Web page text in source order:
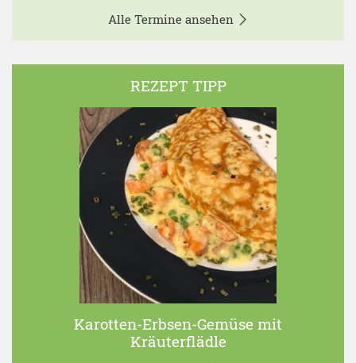
Alle Termine ansehen
REZEPT TIPP
Karotten-Erbsen-Gemüse mit
Kräuterflädle